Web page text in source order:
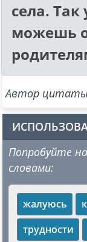
села. Так
можешь
Автор
Попробуйте
словами:
жалуюсь
трудности